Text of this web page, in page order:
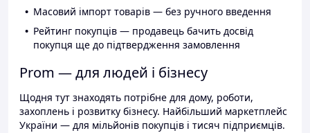
Масовий імпорт товарів — без ручного введення
Рейтинг покупців — продавець бачить досвід
покупця ще до підтвердження замовлення
Prom — для людей і бізнесу
Щодня тут знаходять потрібне для дому, роботи,
захоплень і розвитку бізнесу. Найбільший маркетплейс
України — для мільйонів покупців і тисяч підприємців.